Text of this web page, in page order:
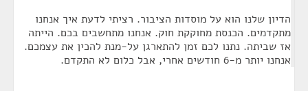
הדיון שלנו הוא על מוסדות הציבור. רציתי לדעת איך אנחנו
מתקדמים. הכנסת מחוקקת חוק. אנחנו מתחשבים בכם. הייתה
אז שביתה. נתנו לכם זמן להתארגן על-מנת להכין את עצמכם.
אנחנו יותר מ-6 חודשים אחרי, אבל כלום לא התקדם.